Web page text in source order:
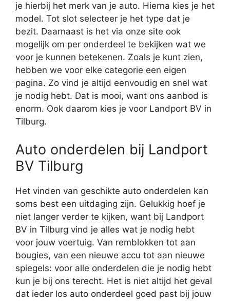
je hierbij het merk van je auto. Hierna kies je het
model. Tot slot selecteer je het type dat je
bezit. Daarnaast is het via onze site ook
mogelijk om per onderdeel te bekijken wat we
voor je kunnen betekenen. Zoals je kunt zien,
hebben we voor elke categorie een eigen
pagina. Zo vind je altijd eenvoudig en snel wat
je nodig hebt. Dat is mooi, want ons aanbod is
enorm. Ook daarom kies je voor Landport BV in
Tilburg.
Auto onderdelen bij Landport
BV Tilburg
Het vinden van geschikte auto onderdelen kan
soms best een uitdaging zijn. Gelukkig hoef je
niet langer verder te kijken, want bij Landport
BV in Tilburg vind je alles wat je nodig hebt
voor jouw voertuig. Van remblokken tot aan
bougies, van een nieuwe accu tot aan nieuwe
spiegels: voor alle onderdelen die je nodig hebt
kun je bij ons terecht. Het is niet altijd het geval
dat ieder los auto onderdeel goed past bij jouw